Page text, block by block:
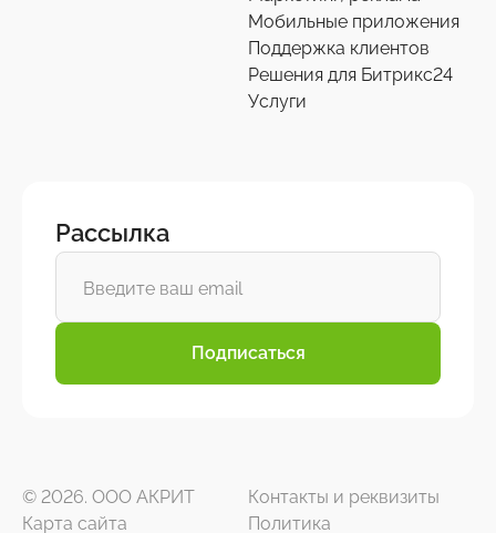
Мобильные приложения
Поддержка клиентов
Решения для Битрикс24
Услуги
Рассылка
Подписаться
© 2026. ООО АКРИТ
Контакты и реквизиты
Карта сайта
Политика